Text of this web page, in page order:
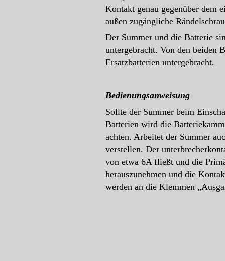
Kontakt genau gegenüber dem
außen zugängliche
Der Summer und die Batterie
untergebracht. Von den beiden
Ersatzbatterien untergebracht.
Bedienungsanweisung
Sollte der Summer beim
Batterien wird die
achten. Arbeitet der Summer
verstellen. Der
von etwa 6A fließt und die
herauszunehmen und die
werden an die Klemmen